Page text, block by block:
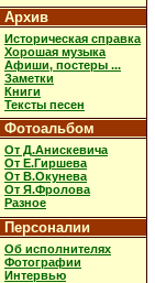
Архив
Историческая справка
Хорошая музыка
Афиши, постеры ...
Заметки
Книги
Тексты песен
Фотоальбом
От Д.Анискевича
От Е.Гиршева
От В.Окунева
От Я.Фролова
Разное
Персоналии
Об исполнителях
Фотографии
Интервью